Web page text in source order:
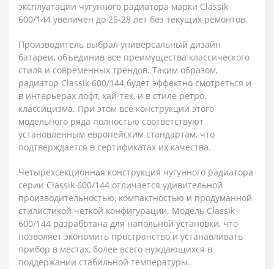
эксплуатации чугунного радиатора марки Сlassik
600/144 увеличен до 25-28 лет без текущих ремонтов.
Производитель выбрал универсальный дизайн
батареи, объединив все преимущества классического
стиля и современных трендов. Таким образом,
радиатор Сlassik 600/144 будет эффектно смотреться и
в интерьерах лофт, хай-тек, и в стиле ретро,
классицизма. При этом все конструкции этого
модельного ряда полностью соответствуют
установленным европейским стандартам, что
подтверждается в сертификатах их качества.
Четырехсекционная конструкция чугунного радиатора
серии Сlassik 600/144 отличается удивительной
производительностью, компактностью и продуманной
стилистикой четкой конфигурации. Модель Сlassik
600/144 разработана для напольной установки, что
позволяет экономить пространство и устанавливать
прибор в местах, более всего нуждающихся в
поддержании стабильной температуры.